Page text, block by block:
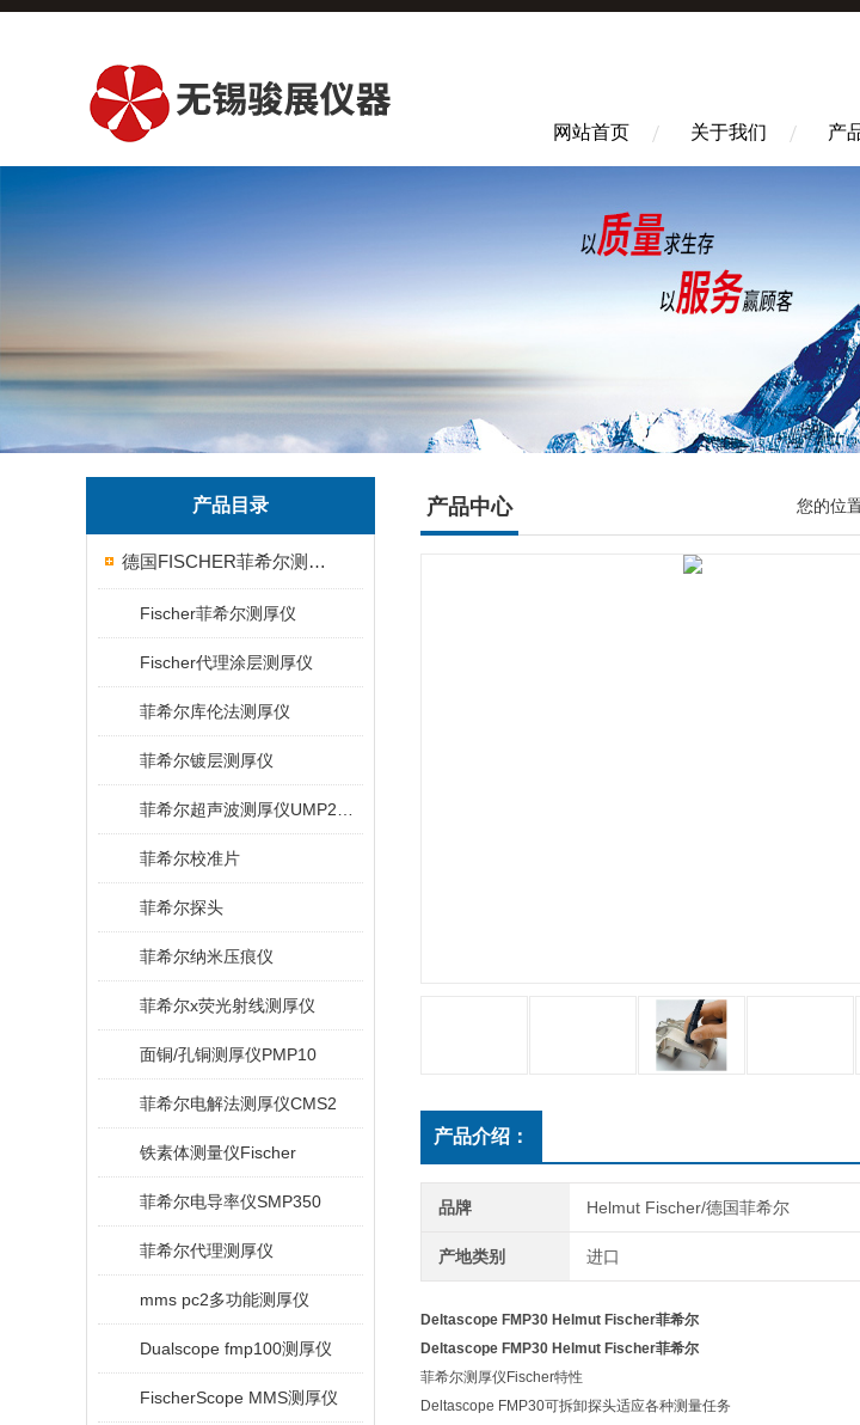
网站首页 关于我们 产
产品目录
德国FISCHER菲希尔测厚仪
Fischer菲希尔测厚仪
Fischer代理涂层测厚仪
菲希尔库伦法测厚仪
菲希尔镀层测厚仪
菲希尔校准片
菲希尔探头
菲希尔纳米压痕仪
菲希尔x荧光射线测厚仪
面铜/孔铜测厚仪PMP10
菲希尔电解法测厚仪CMS2
铁素体测量仪Fischer
菲希尔电导率仪SMP350
菲希尔代理测厚仪
mms pc2多功能测厚仪
Dualscope fmp100测厚仪
FischerScope MMS测厚仪
产品中心 您的位
产品介绍：
品牌 Helmut Fischer/德国菲希尔
产地类别 进口
Deltascope FMP30 Helmut Fischer菲希尔
Deltascope FMP30 Helmut Fischer菲希尔
菲希尔测厚仪Fischer特性
Deltascope FMP30可拆卸探头适应各种测量任务